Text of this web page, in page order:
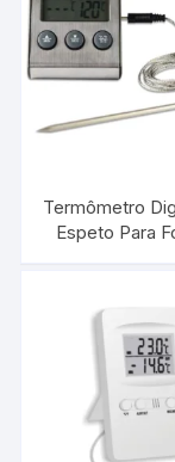
Termômetro
Espeto Para